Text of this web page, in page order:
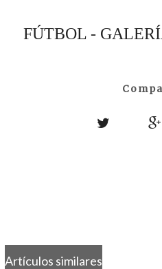
FÚTBOL -
Artículos similares